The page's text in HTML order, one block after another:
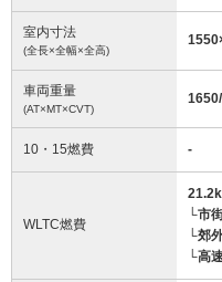
室内寸法
(全長×全幅×全高)
1550
車両重量
(AT×MT×CVT)
10・15燃費 -
WLTC燃費
└市
└郊
└高